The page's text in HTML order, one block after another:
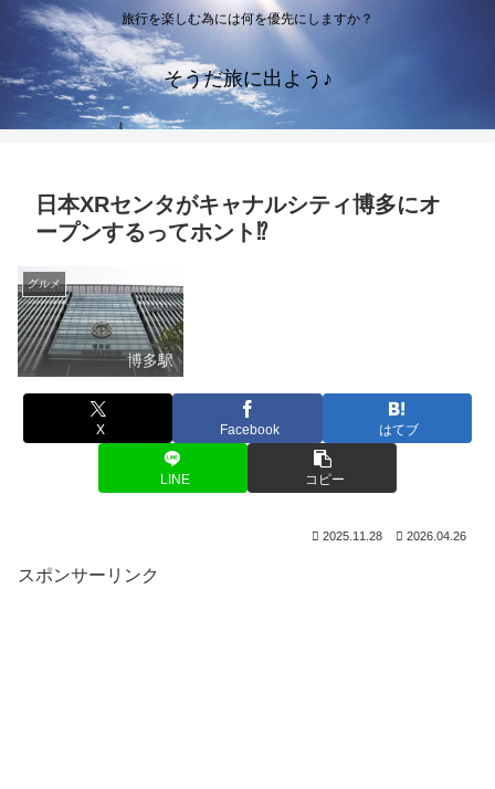
旅行を楽しむ為には何を優先にしますか？
そうだ旅に出よう♪
日本XRセンタがキャナルシティ博多にオ
ープンするってホント⁉
グルメ
博多駅
X Facebook はてブ
LINE コピー
2025.11.28 2026.04.26
スポンサーリンク